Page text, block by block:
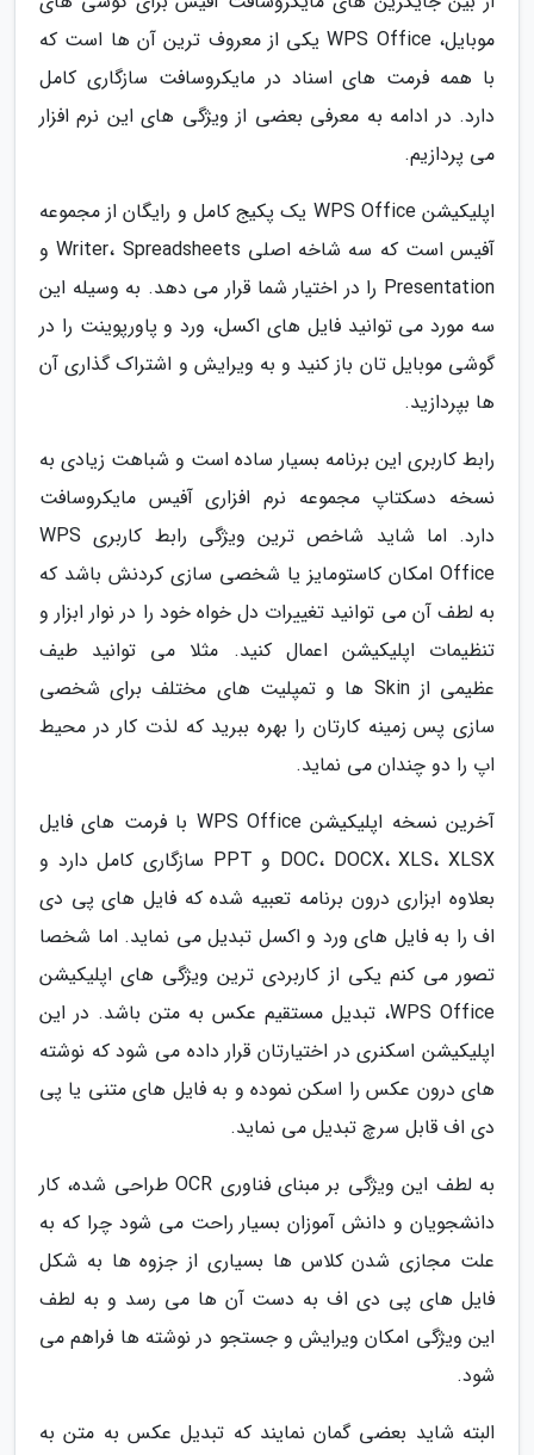
موبایل، WPS Office یکی از معروف ترین آن ها است که
با همه فرمت های اسناد در مایکروسافت سازگاری کامل
دارد. در ادامه به معرفی بعضی از ویژگی های این نرم افزار
می پردازیم.
اپلیکیشن WPS Office یک پکیج کامل و رایگان از مجموعه
آفیس است که سه شاخه اصلی Writer، Spreadsheets و
Presentation را در اختیار شما قرار می دهد. به وسیله این
سه مورد می توانید فایل های اکسل، ورد و پاورپوینت را در
گوشی موبایل تان باز کنید و به ویرایش و اشتراک گذاری آن
ها بپردازید.
رابط کاربری این برنامه بسیار ساده است و شباهت زیادی به
نسخه دسکتاپ مجموعه نرم افزاری آفیس مایکروسافت
دارد. اما شاید شاخص ترین ویژگی رابط کاربری WPS
Office امکان کاستومایز یا شخصی سازی کردنش باشد که
به لطف آن می توانید تغییرات دل خواه خود را در نوار ابزار و
تنظیمات اپلیکیشن اعمال کنید. مثلا می توانید طیف
عظیمی از Skin ها و تمپلیت های مختلف برای شخصی
سازی پس زمینه کارتان را بهره ببرید که لذت کار در محیط
اپ را دو چندان می نماید.
آخرین نسخه اپلیکیشن WPS Office با فرمت های فایل
DOC، DOCX، XLS، XLSX و PPT سازگاری کامل دارد و
بعلاوه ابزاری درون برنامه تعبیه شده که فایل های پی دی
اف را به فایل های ورد و اکسل تبدیل می نماید. اما شخصا
تصور می کنم یکی از کاربردی ترین ویژگی های اپلیکیشن
WPS Office، تبدیل مستقیم عکس به متن باشد. در این
اپلیکیشن اسکنری در اختیارتان قرار داده می شود که نوشته
های درون عکس را اسکن نموده و به فایل های متنی یا پی
دی اف قابل سرچ تبدیل می نماید.
به لطف این ویژگی بر مبنای فناوری OCR طراحی شده، کار
دانشجویان و دانش آموزان بسیار راحت می شود چرا که به
علت مجازی شدن کلاس ها بسیاری از جزوه ها به شکل
فایل های پی دی اف به دست آن ها می رسد و به لطف
این ویژگی امکان ویرایش و جستجو در نوشته ها فراهم می
شود.
البته شاید بعضی گمان نمایند که تبدیل عکس به متن به